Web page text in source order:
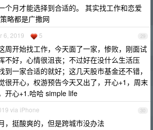
个月才能选择到合适的。 其实找工作和恋爱
略都是广撒网
29
6, 2019 5
周开始找工作，今天面了一家，惨败，刚面试
不好，心情很沮丧；不过好在没什么生活压
到一家合适的就好；这几天股市基金还不错，
很开心，权游预告今天又出了，开心+1，周末
开心+1.哈哈 simple life
30
via iPhone
，挺酸爽的，但是跨城市没办法